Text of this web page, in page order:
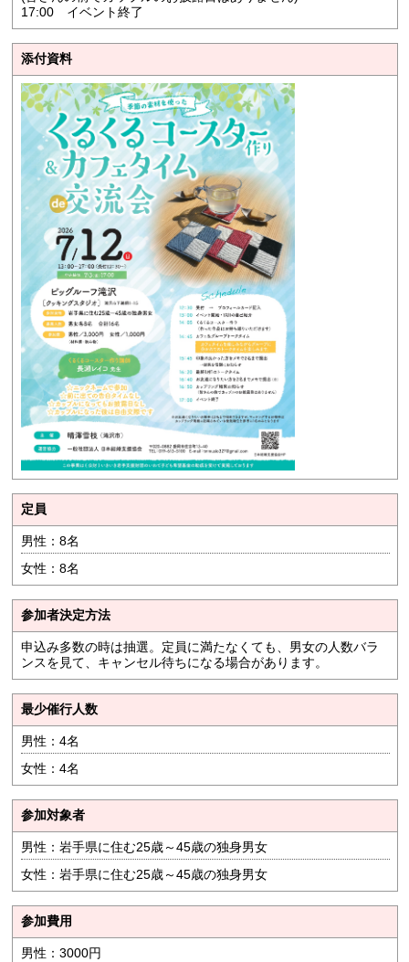
17:00 イベント終了
添付資料
定員
男性：8名
女性：8名
参加者決定方法
申込み多数の時は抽選。定員に満たなくても、男女の人数バラ
ンスを見て、キャンセル待ちになる場合があります。
最少催行人数
男性：4名
女性：4名
参加対象者
男性：岩手県に住む25歳～45歳の独身男女
女性：岩手県に住む25歳～45歳の独身男女
参加費用
男性：3000円